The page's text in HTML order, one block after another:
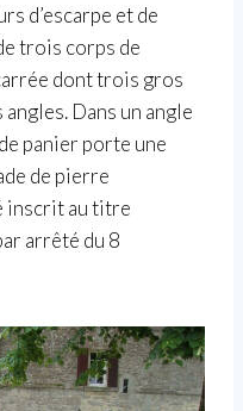
d’escarpe et de
trois corps de
dont trois gros
Dans un angle
panier porte une
de pierre
inscrit au titre
arrêté du 8